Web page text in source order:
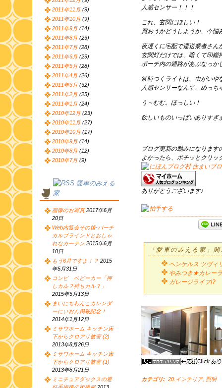
人感センサー！！！
これ、玄関にほしい！
買おうかどうしようか、今悩
夜遅くに宅配で運送業者さん
玄関灯だけでは、暗くて印鑑
ポーチ内の通路があぶなっか
常時つくライトは、虫がいや
人感センサーなんて、めっち
う～むむ。ほっしい！
欲しいものいっぱいありすぎ
ブログ更新の励みになります
よかったら、ポチッとクリッ
ありがとうございます♪
「愛車のみえる家」
ヘンケルス ツヴィ
やみつき★カレー
ガレージライフ!?
カテゴリ: 20.インテリア, 照明
2011年11月 (9)
2011年10月 (9)
2011年9月 (14)
2011年8月 (23)
2011年7月 (28)
2011年6月 (29)
2011年5月 (28)
2011年4月 (26)
2011年3月 (32)
2011年2月 (25)
2011年1月 (24)
2010年12月 (23)
2010年11月 (27)
2010年10月 (17)
2010年9月 (14)
2010年8月 (12)
2010年7月 (9)
愛車のみえる
家
画像のお写真 2017年6月
20日
Web内覧会その後-バーチ
カルブラインドとおしゃ
れなカーテン 2015年6月
10日
もう6月ですよ！？ 2015
年5月31日
コンビ ベビーカー「押
しカル？持ちカル？」
2015年5月13日
まいにちわんこカレンダ
ーにいおん掲載記念！
2014年1月12日
ミサワホーム キッチン床
下からクロアリ被害 (2)
2013年8月26日
ミサワホーム キッチン床
下からクロアリ被害 (1)
2013年8月21日
ミニチュアダックスの避